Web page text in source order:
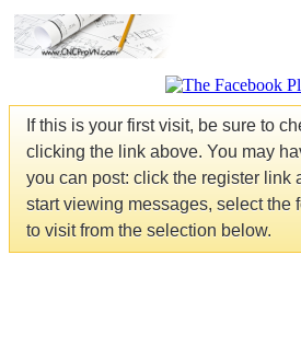
If this is your first visit, be sure to
clicking the link above. You may
you can post: click the register link
start viewing messages, select the
to visit from the selection below.